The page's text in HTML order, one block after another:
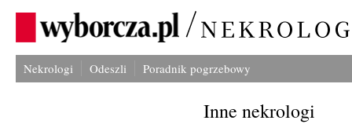
Nekrologi Odeszli Poradnik pogrzebowy
Inne nekrologi